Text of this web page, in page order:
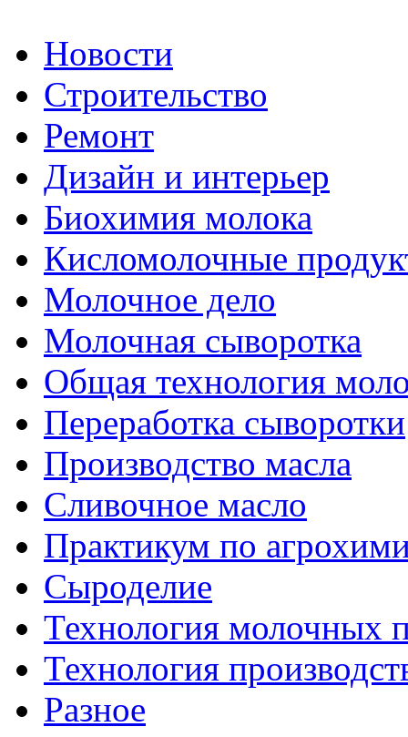
Новости
Строительство
Ремонт
Дизайн и интерьер
Биохимия молока
Кисломолочные
Молочное дело
Молочная сыворотка
Общая технология
Переработка сыворотки
Производство масла
Сливочное масло
Практикум по
Сыроделие
Технология молочных
Технология
Разное